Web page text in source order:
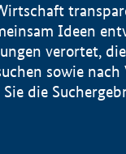
Ideen
verortet,
sowie
die